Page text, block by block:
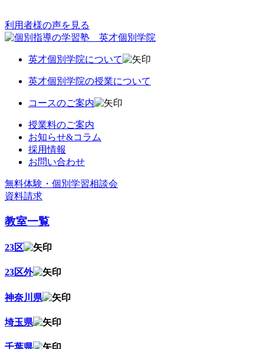
利用者様の声を見る
英才個別学院について
英才個別学院の授業について
コースのご案内
授業料のご案内
お知らせ&コラム
採用情報
お問い合わせ
無料体験・個別学習相談会
資料請求
教室一覧
23区
23区外
神奈川県
埼玉県